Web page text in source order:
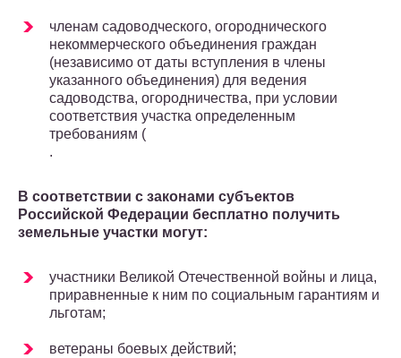
членам садоводческого, огороднического
некоммерческого объединения граждан
(независимо от даты вступления в члены
указанного объединения) для ведения
садоводства, огородничества, при условии
соответствия участка определенным
требованиям (
.
В соответствии с законами субъектов
Российской Федерации бесплатно получить
земельные участки могут:
участники Великой Отечественной войны и лица,
приравненные к ним по социальным гарантиям и
льготам;
ветераны боевых действий;